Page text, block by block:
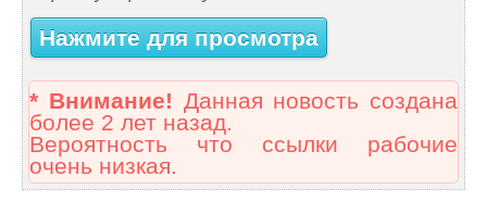
Нажмите для просмотра
* Внимание! Данная новость создана
более 2 лет назад.
Вероятность что ссылки рабочие
очень низкая.